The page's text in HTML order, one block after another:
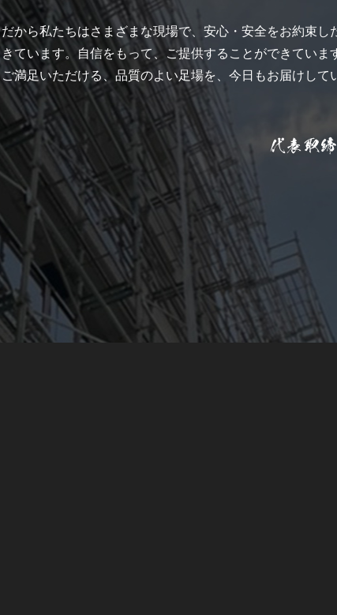
だから私たちはさまざまな現場で、安心・安全をお約束し
きています。自信をもって、ご提供することができていま
ご満足いただける、品質のよい足場を、今日もお届けして